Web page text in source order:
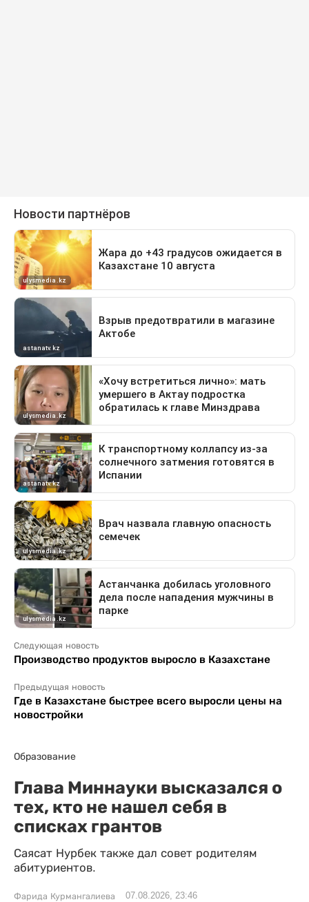
Следующая новость
Производство продуктов выросло в Казахстане
Предыдущая новость
Где в Казахстане быстрее всего выросли цены на
новостройки
Образование
Глава Миннауки высказался о
тех, кто не нашел себя в
списках грантов
Саясат Нурбек также дал совет родителям
абитуриентов.
Фарида Курмангалиева 07.08.2026, 23:46